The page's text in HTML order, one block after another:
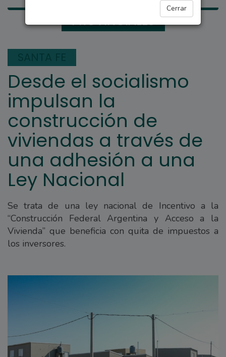
Cerrar
PROVINCIALES
Desde el socialismo
impulsan la
construcción de
viviendas a través de
una adhesión a una
Ley Nacional
Se trata de una ley nacional de Incentivo a la
“Construcción Federal Argentina y Acceso a la
Vivienda” que beneficia con quita de impuestos a
los inversores.